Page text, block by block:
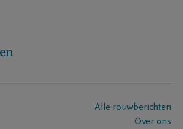
Alle rouwberichten
Over ons